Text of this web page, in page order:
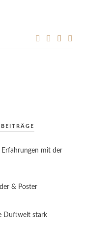
Erfahrungen mit der
& Poster
Duftwelt stark